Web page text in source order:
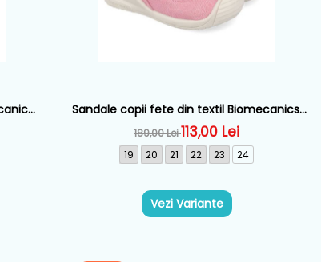
Sandale copii fete din textil Biomecanics,
Roz - 262179-D032
189,00 Lei113,00 Lei
19 20 21 22 23 24
Vezi Variante